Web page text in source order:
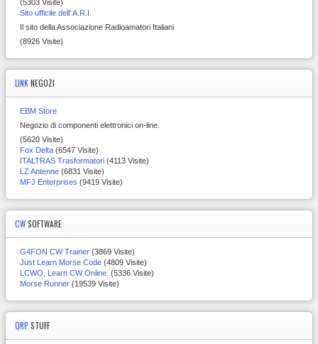
(5303 Visite)
Sito ufficile dell' A.R.I.
Il sito della Associazione Radioamatori Italiani
(8926 Visite)
LINK NEGOZI
EBM Store
Negozio di componenti elettronici on-line.
(5620 Visite)
Fox Delta (6547 Visite)
ITALTRAS Trasformatori (4113 Visite)
LZ Antenne (6831 Visite)
MFJ Enterprises (9419 Visite)
CWSOFTWARE
G4FON CW Trainer (3869 Visite)
Just Learn Morse Code (4809 Visite)
LCWO, Learn CW Online. (5336 Visite)
Morse Runner (19539 Visite)
QRP STUFF